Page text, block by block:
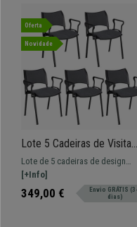
Oferta
Novidade
Lote 5 Cadeiras de Visita
ROMEL COM BRAÇOS,
Empilhável, Pernas Pretas,
Em Pano, Cinzento
Lote de 5 cadeiras de design
prático e versátil ROMEL COM
BRAÇOS. Confortável, resistente
de design moderno.
[+Info]
349,00 €
Envio GRÁTIS
dias)